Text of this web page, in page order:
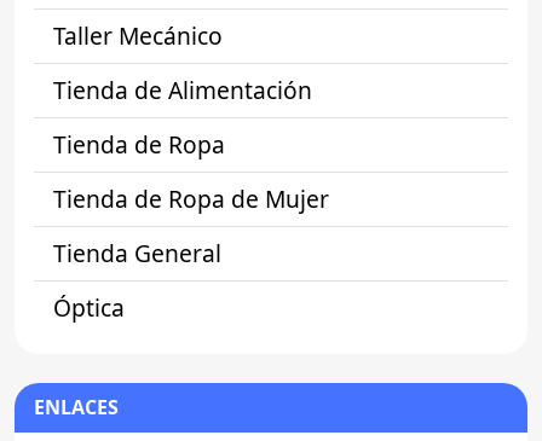
Taller Mecánico
Tienda de Alimentación
Tienda de Ropa
Tienda de Ropa de Mujer
Tienda General
Óptica
ENLACES